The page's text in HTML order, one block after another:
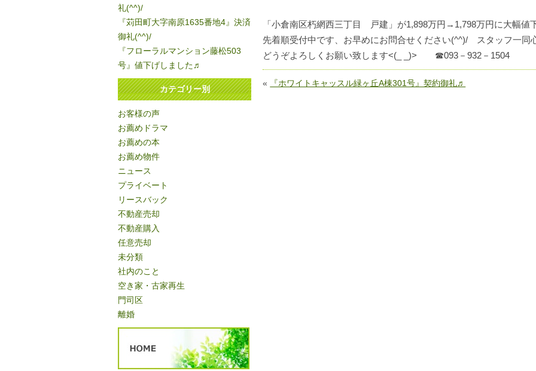
「小倉南区朽網西三丁目 戸建」が1,898万円→1,798万円に大幅値
先着順受付中です、お早めにお問合せください(^^)/ スタッフ一同
どうぞよろしくお願い致します<(_ _)> ☎093－932－1504
« 『ホワイトキャッスル緑ヶ丘A棟301号』契約御礼♬
礼(^^)/
『苅田町大字南原1635番地4』決済
御礼(^^)/
『フローラルマンション藤松503
号』値下げしました♬
カテゴリー別
お客様の声
お薦めドラマ
お薦めの本
お薦め物件
ニュース
プライベート
リースバック
不動産売却
不動産購入
任意売却
未分類
社内のこと
空き家・古家再生
門司区
離婚